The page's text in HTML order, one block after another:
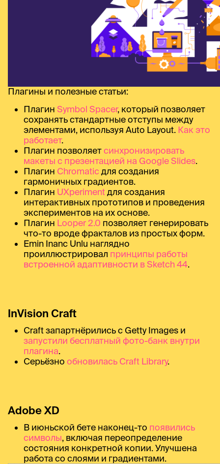
Плагины и полезные статьи:
Плагин Symbol Spacer, который позволяет
сохранять стандартные отступы между
элементами, используя Auto Layout. Как это
работает.
Плагин позволяетсинхронизировать
макеты с презентацией на Google Slides.
Плагин Chromatic для создания
гармоничных градиентов.
Плагин UXperimentдля создания
интерактивных прототипов и проведения
экспериментов на их основе.
Плагин Looper 2.0 позволяет генерировать
что-то вроде фракталов из простых форм.
Emin Inanc Unlu наглядно
проиллюстрировал принципы работы
встроенной адаптивности в Sketch 44.
InVision Craft
Craft запартнёрились с Getty Images и
запустили бесплатный фото-банк внутри
плагина.
Серьёзно обновилась Craft Library.
Adobe XD
В июньской бете наконец-то появились
символы, включая переопределение
состояния конкретной копии. Улучшена
работа со слоями и градиентами.